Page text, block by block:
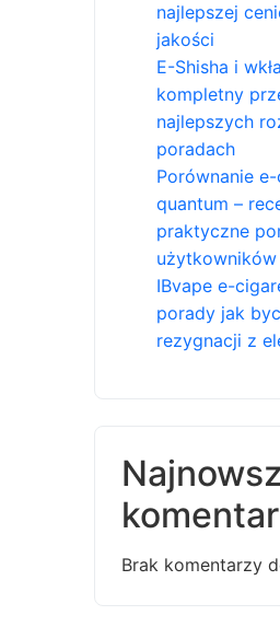
najlepszej
jakości
E-Shisha i
kompletny
najlepszych
poradach
Porównanie
quantum –
praktyczne
użytkowników
IBvape e-
porady jak
rezygnacji z
Brak komentarzy